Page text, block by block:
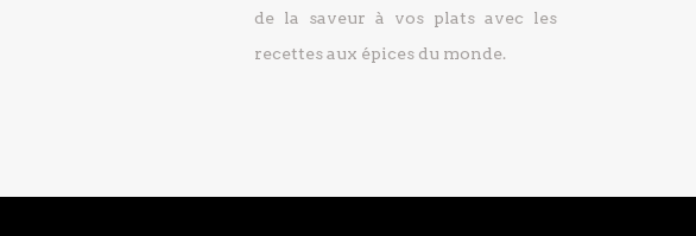
de la saveur à vos plats avec les
recettes aux épices du monde.